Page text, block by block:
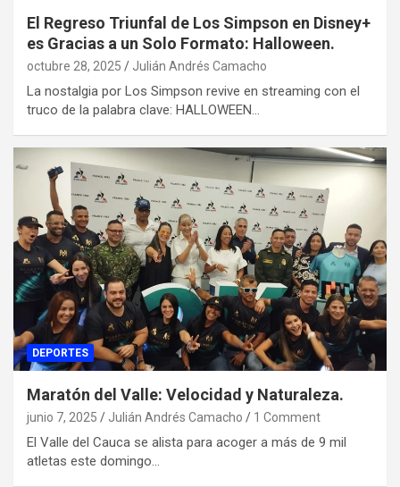
El Regreso Triunfal de Los Simpson en Disney+
es Gracias a un Solo Formato: Halloween.
octubre 28, 2025 Julián Andrés Camacho
La nostalgia por Los Simpson revive en streaming con el
truco de la palabra clave: HALLOWEEN…
DEPORTES
Maratón del Valle: Velocidad y Naturaleza.
junio 7, 2025 Julián Andrés Camacho 1 Comment
El Valle del Cauca se alista para acoger a más de 9 mil
atletas este domingo…